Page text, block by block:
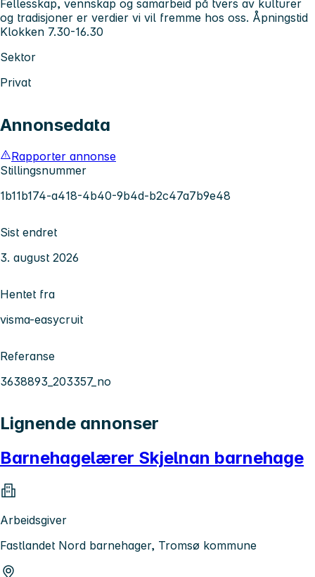
Fellesskap, vennskap og samarbeid på tvers av kulturer
og tradisjoner er verdier vi vil fremme hos oss. Åpningstid
Klokken 7.30-16.30
Sektor
Privat
Annonsedata
Rapporter annonse
Stillingsnummer
1b11b174-a418-4b40-9b4d-b2c47a7b9e48
Sist endret
3. august 2026
Hentet fra
visma-easycruit
Referanse
3638893_203357_no
Lignende annonser
Barnehagelærer Skjelnan barnehage
Arbeidsgiver
Fastlandet Nord barnehager, Tromsø kommune